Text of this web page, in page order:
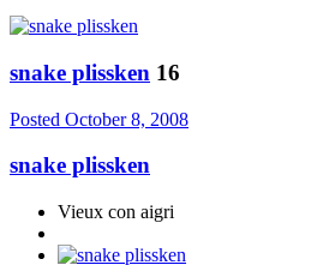
snake plissken 16
Posted October 8, 2008
snake plissken
Vieux con aigri